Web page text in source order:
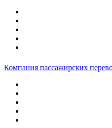
Компания пассажирских